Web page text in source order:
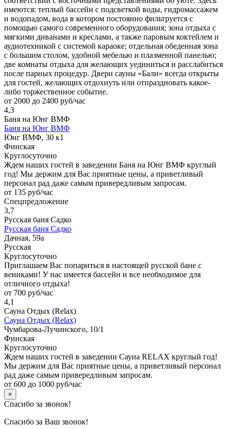
имеются: теплый бассейн с подсветкой воды, гидромассажем
и водопадом, вода в котором постоянно фильтруется с
помощью самого современного оборудования; зона отдыха с
мягкими диванами и креслами, а также паровым коктейлем и
аудиотехникой с системой караоке; отдельная обеденная зона
с большим столом, удобной мебелью и плазменной панелью;
две комнаты отдыха для желающих уединиться и расслабиться
после парных процедур. Двери сауны «Бали» всегда открыты
для гостей, желающих отдохнуть или отпраздновать какое-
либо торжественное событие.
от 2000 до 2400 руб/час
4,3
Баня на Юнг ВМФ
Баня на Юнг ВМФ
Юнг ВМФ, 30 к1
Финская
Круглосуточно
Ждем наших гостей в заведении Баня на Юнг ВМФ круглый
год! Мы держим для Вас приятные цены, а приветливый
персонал рад даже самым привередливым запросам.
от 135 руб/час
Спецпредложение
3,7
Русская баня Садко
Русская баня Садко
Дачная, 59а
Русская
Круглосуточно
Приглашаем Вас попариться в настоящей русской бане с
вениками! У нас имеется бассейн и все необходимое для
отличного отдыха!
от 700 руб/час
4,1
Сауна Отдых (Relax)
Сауна Отдых (Relax)
Чумбарова-Лучинского, 10/1
Финская
Круглосуточно
Ждем наших гостей в заведении Сауна RELAX круглый год!
Мы держим для Вас приятные цены, а приветливый персонал
рад даже самым привередливым запросам.
от 600 до 1000 руб/час
×
Спасибо за звонок!
Спасибо за Ваш звонок!